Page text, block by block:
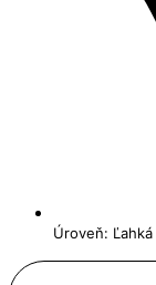
Úroveň: Ľahká